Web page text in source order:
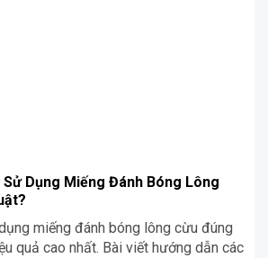
Sử Dụng Miếng Đánh Bóng Lông
miếng đánh bóng lông cừu đúng
quả cao nhất. Bài viết hướng dẫn các